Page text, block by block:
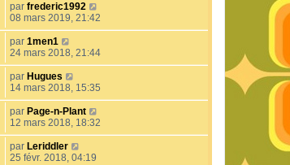
par frederic1992
08 mars 2019, 21:42
par 1men1
24 mars 2018, 21:44
par Hugues
14 mars 2018, 15:35
par Page-n-Plant
12 mars 2018, 18:32
par Leriddler
25 févr. 2018, 04:19